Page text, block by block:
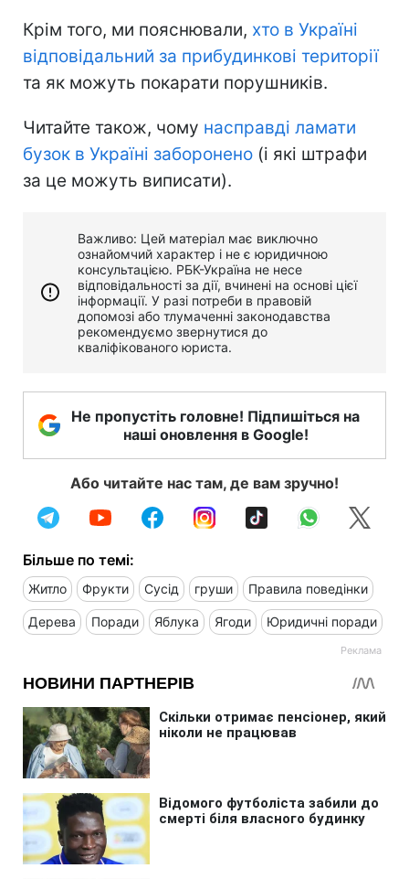
Крім того, ми пояснювали, хто в Україні
відповідальний за прибудинкові території
та як можуть покарати порушників.
Читайте також, чому насправді ламати
бузок в Україні заборонено (і які штрафи
за це можуть виписати).
Важливо: Цей матеріал має виключно
ознайомчий характер і не є юридичною
консультацією. РБК-Україна не несе
відповідальності за дії, вчинені на основі цієї
інформації. У разі потреби в правовій
допомозі або тлумаченні законодавства
рекомендуємо звернутися до
кваліфікованого юриста.
Не пропустіть головне! Підпишіться на
наші оновлення в Google!
Або читайте нас там, де вам зручно!
Більше по темі:
Житло Фрукти Сусід груши Правила поведінки
Дерева Поради Яблука Ягоди Юридичні поради